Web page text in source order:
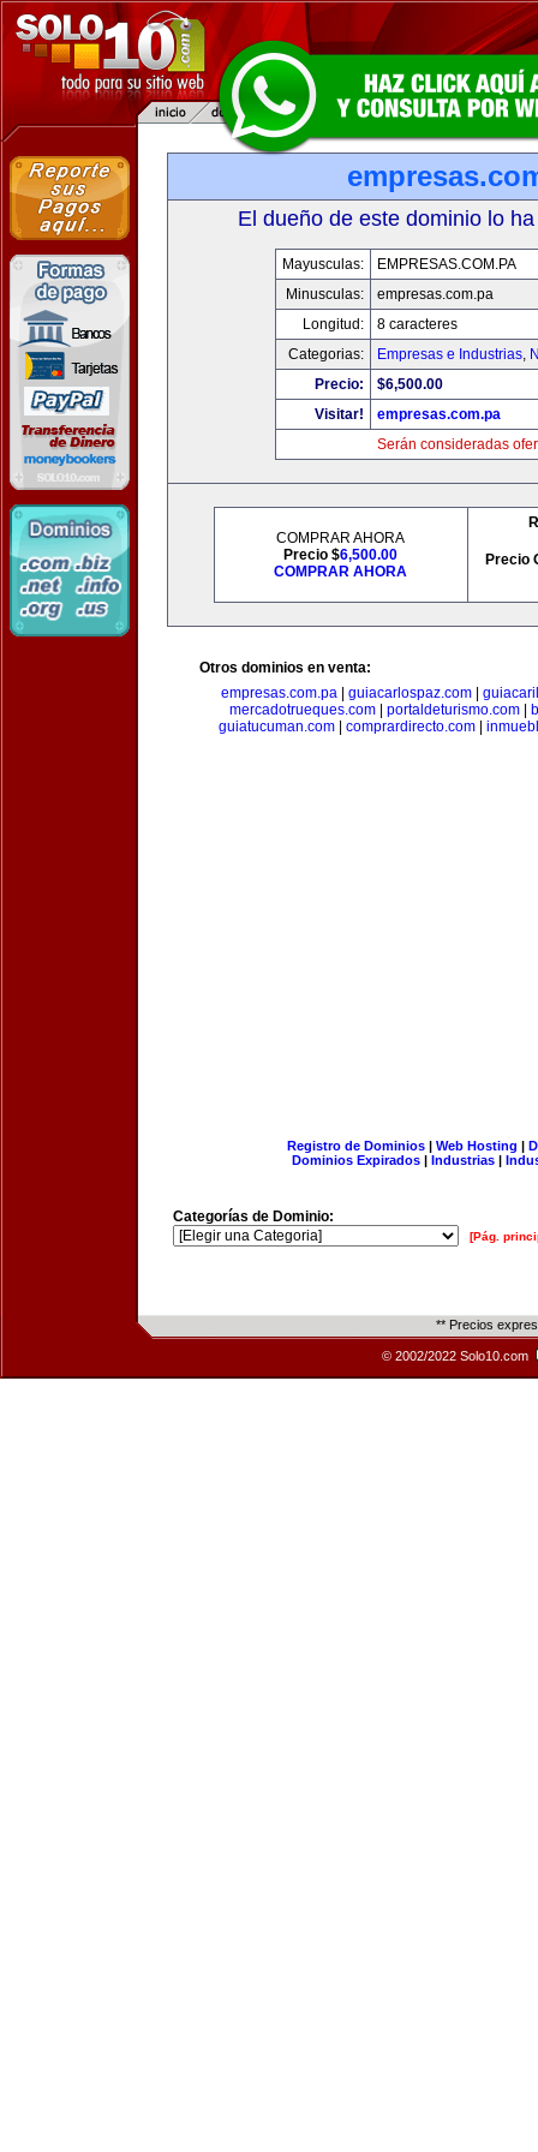
El dueño de este dominio lo
Mayusculas:
EMPRESAS.COM.PA
Minusculas:
empresas.com.pa
Longitud:
8 caracteres
Categorias:
Empresas e Industrias,
Precio:
$6,500.00
Visitar!
empresas.com.pa
Serán consideradas
COMPRAR AHORA
Precio $6,500.00
COMPRAR AHORA
Precio
Otros dominios en venta:
empresas.com.pa| guiacarlospaz.com|
mercadotrueques.com| portaldeturismo.com|
guiatucuman.com
comprardirecto.com
Registro de Dominios| Web Hosting |
Dominios Expirados | Industrias |
Categorías de Dominio:
[Pág.
** Precios
© 2002/2022 Solo10.com